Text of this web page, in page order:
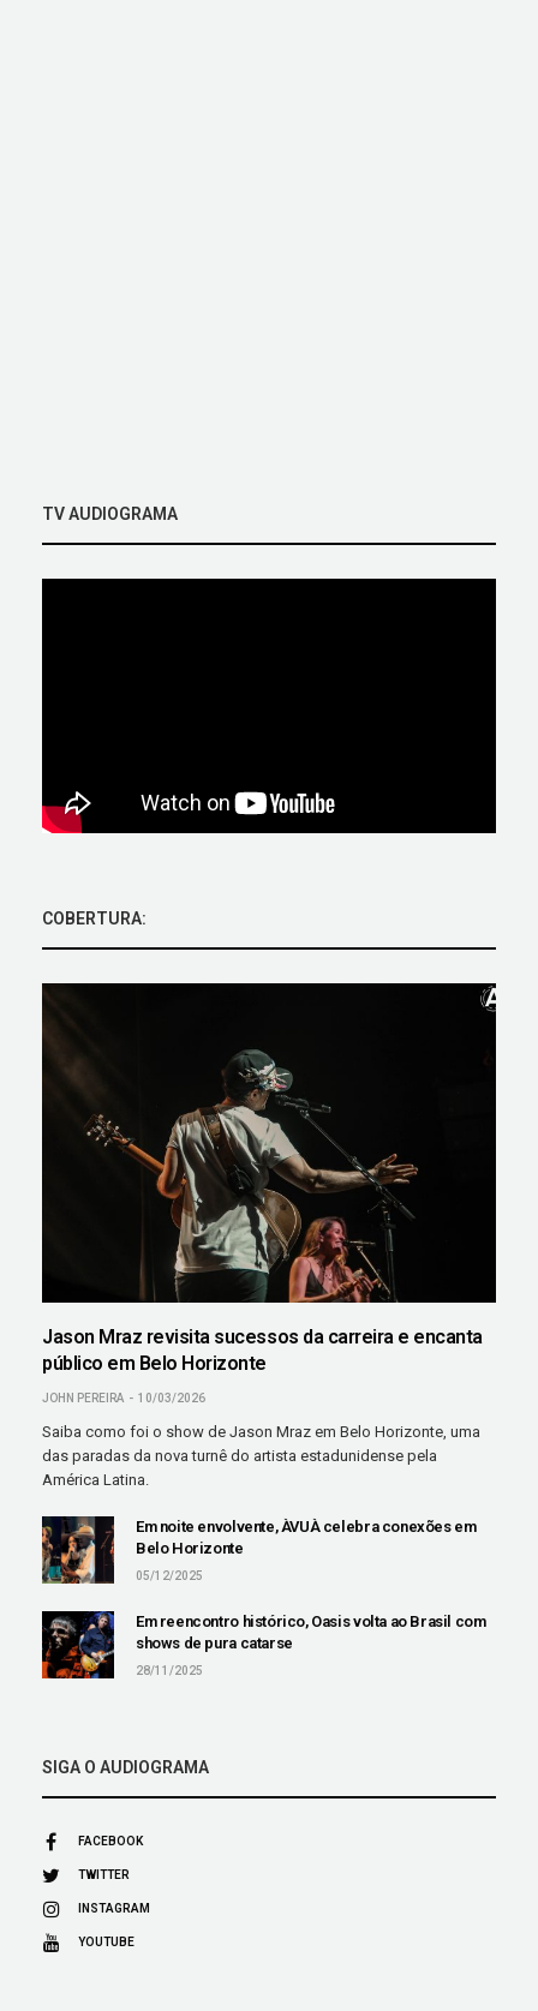
TV AUDIOGRAMA
COBERTURA:
Jason Mraz revisita sucessos da carreira e encanta
público em Belo Horizonte
JOHN PEREIRA 10/03/2026
Saiba como foi o show de Jason Mraz em Belo Horizonte, uma
das paradas da nova turnê do artista estadunidense pela
América Latina.
Em noite envolvente, ÀVUÀ celebra conexões em
Belo Horizonte
05/12/2025
Em reencontro histórico, Oasis volta ao Brasil com
shows de pura catarse
28/11/2025
SIGA O AUDIOGRAMA
FACEBOOK
TWITTER
INSTAGRAM
YOUTUBE